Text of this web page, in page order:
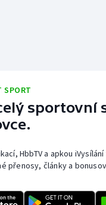
SPORT
sportovní
HbbTV a apkou
přenosy, články a